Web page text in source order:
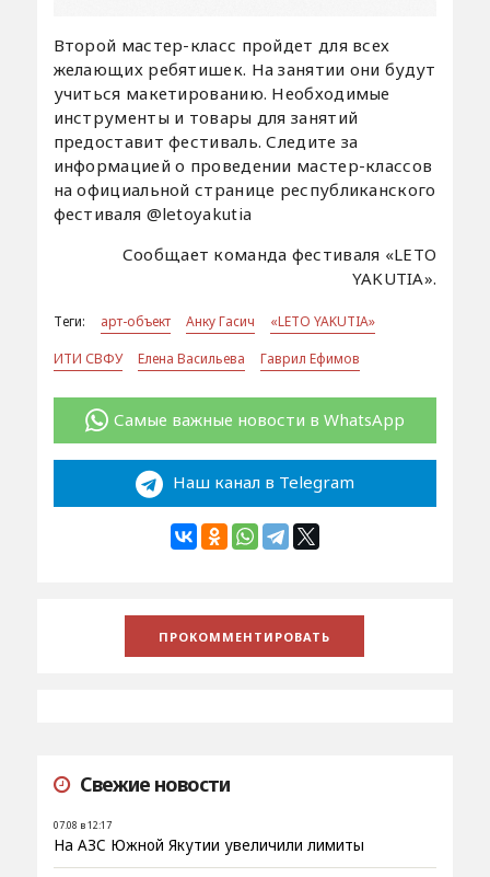
Второй мастер-класс пройдет для всех
желающих ребятишек. На занятии они будут
учиться макетированию. Необходимые
инструменты и товары для занятий
предоставит фестиваль. Следите за
информацией о проведении мастер-классов
на официальной странице республиканского
фестиваля @letoyakutia
Сообщает команда фестиваля «LETO
YAKUTIA».
Теги: арт-объект Анку Гасич
«LETO YAKUTIA»
ИТИ СВФУ
Елена Васильева Гаврил Ефимов
Самые важные новости в WhatsApp
Наш канал в Telegram
Свежие новости
07.08 в 12:17
На АЗС Южной Якутии увеличили лимиты